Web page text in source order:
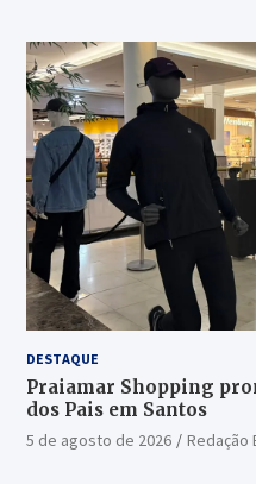
DESTAQUE
Praiamar Shopping
dos Pais em Santos
5 de agosto de 2026 Redação